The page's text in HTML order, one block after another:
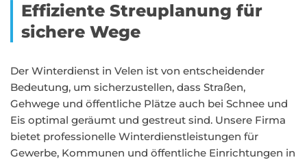
Effiziente Streuplanung für
sichere Wege
Der Winterdienst in Velen ist von entscheidender
Bedeutung, um sicherzustellen, dass Straßen,
Gehwege und öffentliche Plätze auch bei Schnee und
Eis optimal geräumt und gestreut sind. Unsere Firma
bietet professionelle Winterdienstleistungen für
Gewerbe, Kommunen und öffentliche Einrichtungen in